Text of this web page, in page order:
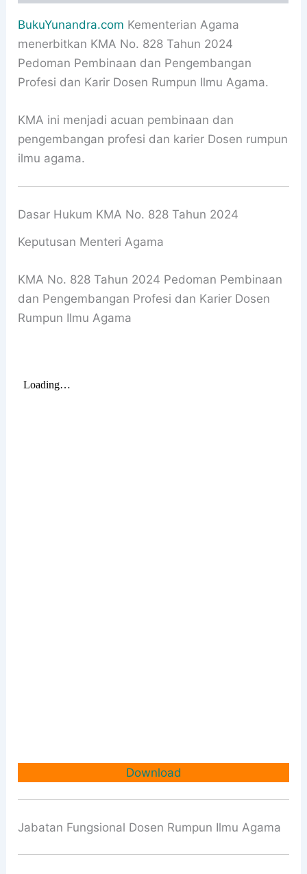
BukuYunandra.com Kementerian Agama
menerbitkan KMA No. 828 Tahun 2024
Pedoman Pembinaan dan Pengembangan
Profesi dan Karir Dosen Rumpun Ilmu Agama.
KMA ini menjadi acuan pembinaan dan
pengembangan profesi dan karier Dosen rumpun
ilmu agama.
Dasar Hukum KMA No. 828 Tahun 2024
Keputusan Menteri Agama
KMA No. 828 Tahun 2024 Pedoman Pembinaan
dan Pengembangan Profesi dan Karier Dosen
Rumpun Ilmu Agama
Download
Jabatan Fungsional Dosen Rumpun Ilmu Agama